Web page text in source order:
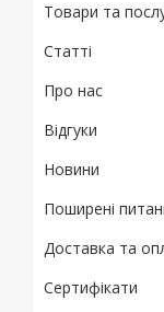
Товари та
Статті
Про нас
Відгуки
Новини
Поширені
Доставка та
Сертифікати